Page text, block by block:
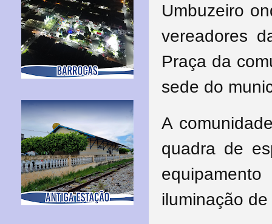
Umbuzeiro
vereadores
Praça da
sede do
A
quadra de
iluminação